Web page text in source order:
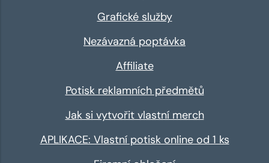
Grafické služby
Nezávazná poptávka
Affiliate
Potisk reklamních předmětů
Jak si vytvořit vlastní merch
APLIKACE: Vlastní potisk online od 1 ks